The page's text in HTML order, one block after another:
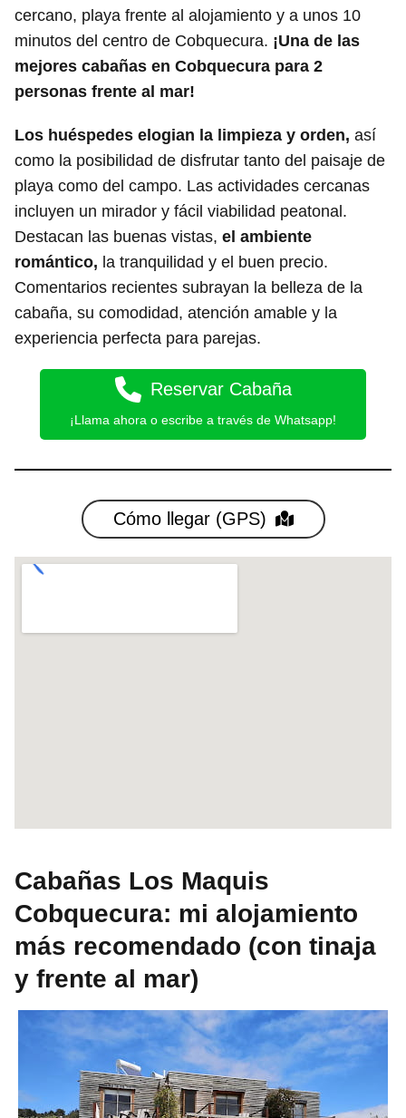
cercano, playa frente al alojamiento y a unos 10
minutos del centro de Cobquecura. ¡Una de las
mejores cabañas en Cobquecura para 2
personas frente al mar!
Los huéspedes elogian la limpieza y orden, así
como la posibilidad de disfrutar tanto del paisaje de
playa como del campo. Las actividades cercanas
incluyen un mirador y fácil viabilidad peatonal.
Destacan las buenas vistas, el ambiente
romántico, la tranquilidad y el buen precio.
Comentarios recientes subrayan la belleza de la
cabaña, su comodidad, atención amable y la
experiencia perfecta para parejas.
Reservar Cabaña
¡Llama ahora o escribe a través de Whatsapp!
Cómo llegar (GPS)
Cabañas Los Maquis
Cobquecura: mi alojamiento
más recomendado (con tinaja
y frente al mar)